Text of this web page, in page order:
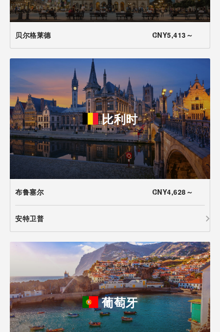
贝尔格莱德 CNY5,413～
比利时
布鲁塞尔 CNY4,628～
安特卫普
葡萄牙